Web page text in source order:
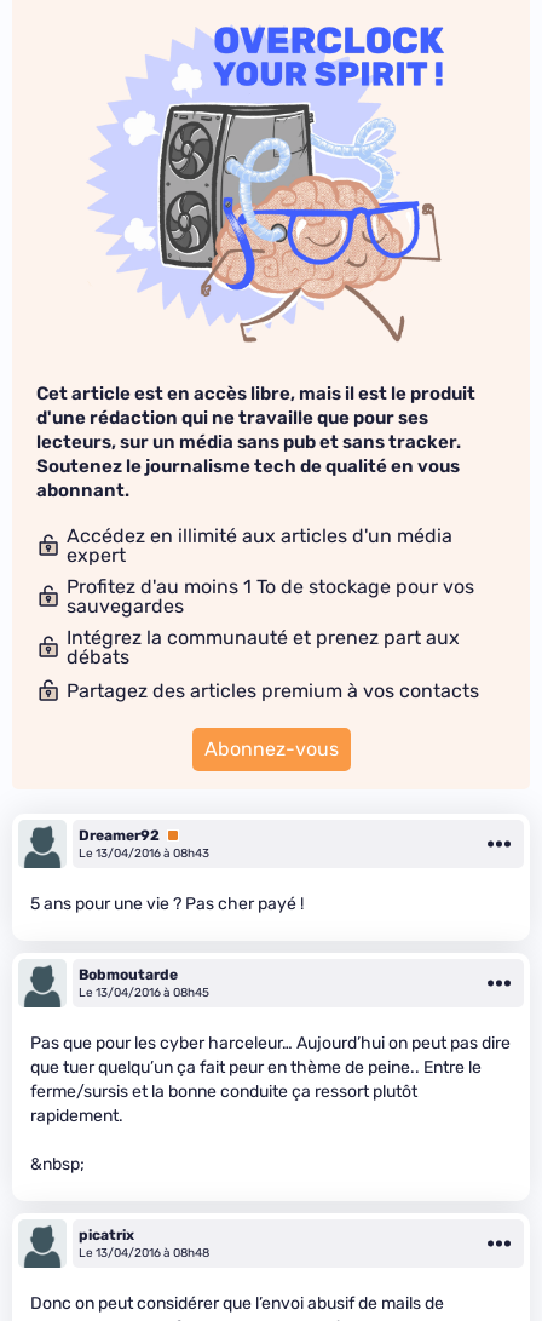
Cet article est en accès libre, mais il est le produit
d'une rédaction qui ne travaille que pour ses
lecteurs, sur un média sans pub et sans tracker.
Soutenez le journalisme tech de qualité en vous
abonnant.
Accédez en illimité aux articles d'un média
expert
Profitez d'au moins 1 To de stockage pour vos
sauvegardes
Intégrez la communauté et prenez part aux
débats
Partagez des articles premium à vos contacts
Abonnez-vous
Dreamer92 Premium
Le 13/04/2016 à 08h43
5 ans pour une vie ? Pas cher payé !
Bobmoutarde
Le 13/04/2016 à 08h45
Pas que pour les cyber harceleur… Aujourd’hui on peut pas dire
que tuer quelqu’un ça fait peur en thème de peine.. Entre le
ferme/sursis et la bonne conduite ça ressort plutôt
rapidement.
&nbsp;
picatrix
Le 13/04/2016 à 08h48
Donc on peut considérer que l’envoi abusif de mails de